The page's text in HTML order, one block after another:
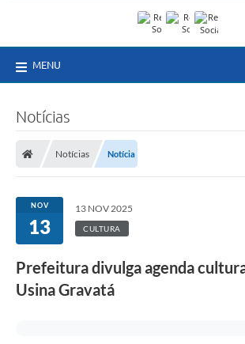
MENU
Notícias
Notícias Notícia
NOV
13
13 NOV 2025
CULTURA
Prefeitura divulga agenda
Usina Gravatá